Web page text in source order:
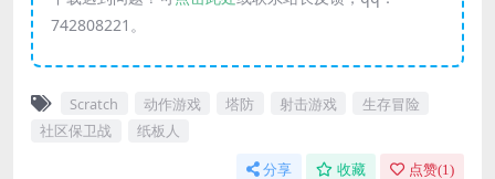
742808221。
Scratch 动作游戏 塔防 射击游戏
生存冒险
社区保卫战
纸板人
分享 收藏 点赞(1 )